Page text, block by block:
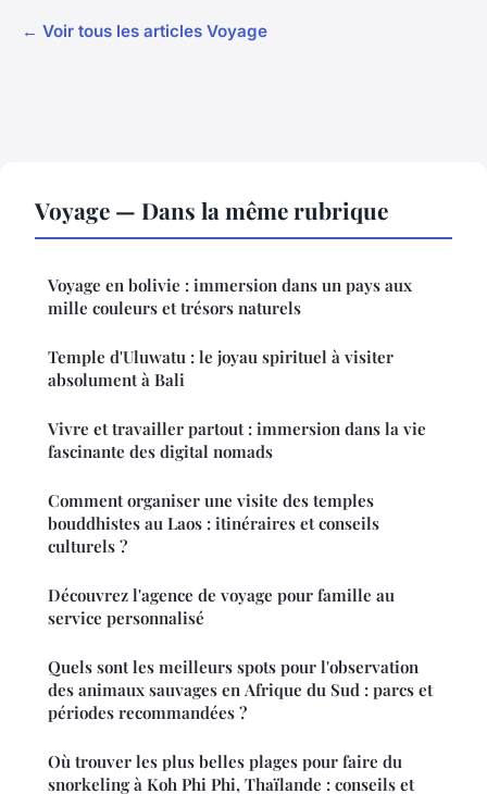
← Voir tous les articles Voyage
Voyage — Dans la même rubrique
Voyage en bolivie : immersion dans un pays aux
mille couleurs et trésors naturels
Temple d'Uluwatu : le joyau spirituel à visiter
absolument à Bali
Vivre et travailler partout : immersion dans la vie
fascinante des digital nomads
Comment organiser une visite des temples
bouddhistes au Laos : itinéraires et conseils
culturels ?
Découvrez l'agence de voyage pour famille au
service personnalisé
Quels sont les meilleurs spots pour l'observation
des animaux sauvages en Afrique du Sud : parcs et
périodes recommandées ?
Où trouver les plus belles plages pour faire du
snorkeling à Koh Phi Phi, Thaïlande : conseils et